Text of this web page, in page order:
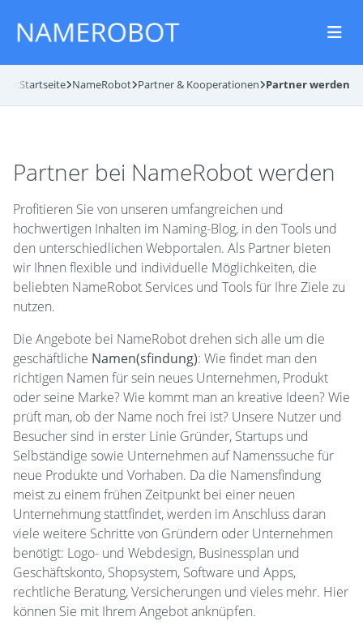
Startseite NameRobot Partner & Kooperationen Partner werden
Partner bei NameRobot werden
Profitieren Sie von unseren umfangreichen und
hochwertigen Inhalten im Naming-Blog, in den Tools und
den unterschiedlichen Webportalen. Als Partner bieten
wir Ihnen flexible und individuelle Möglichkeiten, die
beliebten NameRobot Services und Tools für Ihre Ziele zu
nutzen.
Die Angebote bei NameRobot drehen sich alle um die
geschäftliche Namen(sfindung): Wie findet man den
richtigen Namen für sein neues Unternehmen, Produkt
oder seine Marke? Wie kommt man an kreative Ideen? Wie
prüft man, ob der Name noch frei ist? Unsere Nutzer und
Besucher sind in erster Linie Gründer, Startups und
Selbständige sowie Unternehmen auf Namenssuche für
neue Produkte und Vorhaben. Da die Namensfindung
meist zu einem frühen Zeitpunkt bei einer neuen
Unternehmung stattfindet, werden im Anschluss daran
viele weitere Schritte von Gründern oder Unternehmen
benötigt: Logo- und Webdesign, Businessplan und
Geschäftskonto, Shopsystem, Software und Apps,
rechtliche Beratung, Versicherungen und vieles mehr. Hier
können Sie mit Ihrem Angebot anknüpfen.